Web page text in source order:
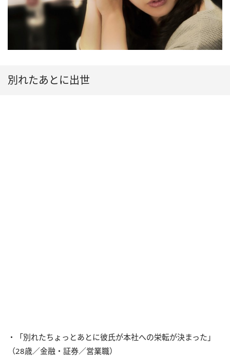
別れたあとに出世
・「別れたちょっとあとに彼氏が本社への栄転が決まった」
（28歳／金融・証券／営業職）